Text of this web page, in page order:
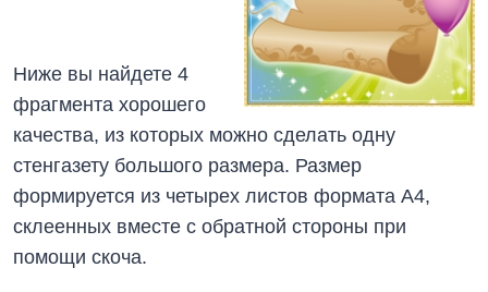
Ниже вы найдете 4
фрагмента хорошего
качества, из которых можно сделать одну
стенгазету большого размера. Размер
формируется из четырех листов формата А4,
склеенных вместе с обратной стороны при
помощи скоча.